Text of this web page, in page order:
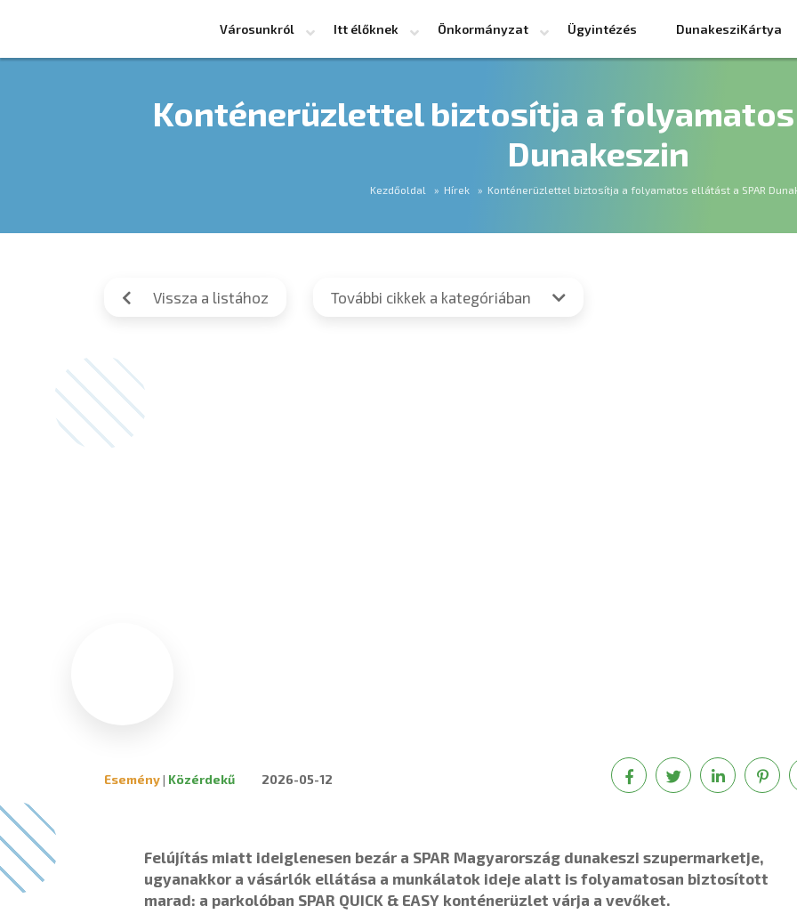
Városunkról Itt élőknek Önkormányzat Ügyintézés DunakesziKártya
Konténerüzlettel biztosítja a folyamatos
Dunakeszin
Kezdőoldal Hírek Konténerüzlettel biztosítja a folyamatos ellátást a SPAR
Vissza a listához További cikkek a kategóriában
Esemény| Közérdekű 2026-05-12
Felújítás miatt ideiglenesen bezár a SPAR Magyarország dunakeszi szupermarketje,
ugyanakkor a vásárlók ellátása a munkálatok ideje alatt is folyamatosan biztosított
marad: a parkolóban SPAR QUICK & EASY konténerüzlet várja a vevőket.